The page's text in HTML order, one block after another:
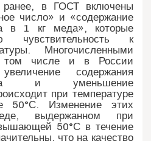
ранее, в ГОСТ включены
число» и «содержание
в 1 кг меда», которые
чувствительность к
Многочисленными
том числе и в России
содержания
и уменьшение
при температуре
50°С. Изменение этих
выдержанном при
50°С в течение
что на качество